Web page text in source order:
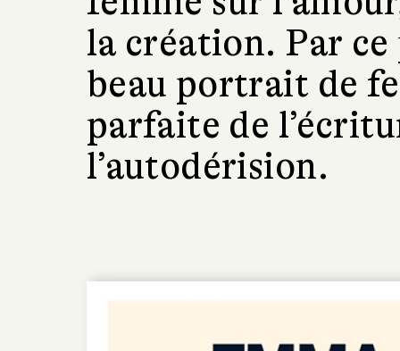
la création. Par
beau portrait de
parfaite de
l’autodérision.